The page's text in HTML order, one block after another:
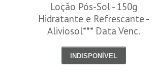
Loção Pós-Sol - 150g
Hidratante e Refrescante -
Aliviosol*** Data Venc.
INDISPONÍVEL